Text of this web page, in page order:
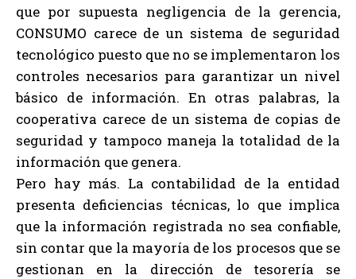
que por supuesta negligencia de la gerencia,
CONSUMO carece de un sistema de seguridad
tecnológico puesto que no se implementaron los
controles necesarios para garantizar un nivel
básico de información. En otras palabras, la
cooperativa carece de un sistema de copias de
seguridad y tampoco maneja la totalidad de la
información que genera.
Pero hay más. La contabilidad de la entidad
presenta deficiencias técnicas, lo que implica
que la información registrada no sea confiable,
sin contar que la mayoría de los procesos que se
gestionan en la dirección de tesorería se